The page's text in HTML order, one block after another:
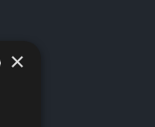
×